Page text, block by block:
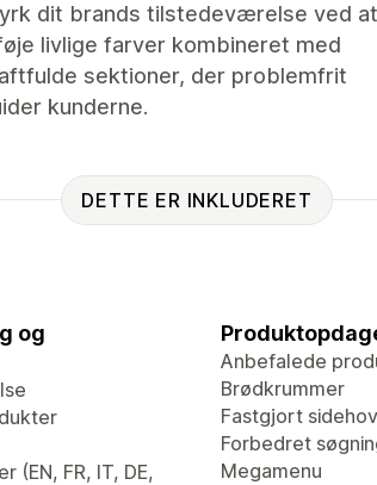
dit brands tilstedeværelse ved at
livlige farver kombineret med
sektioner, der problemfrit
kunderne.
DETTE ER INKLUDERET
og
(EN, FR, IT, DE,
Anbefalede
Brødkrummer
Fastgjort
Forbedret
Megamenu